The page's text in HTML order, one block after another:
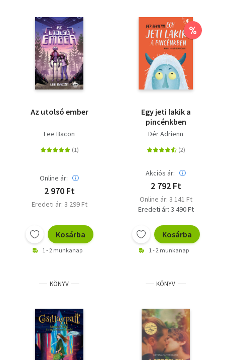
Az utolsó ember
Lee Bacon
Online ár:
2 970 Ft
Eredeti ár: 3 299 Ft
Kosárba
1 - 2 munkanap
%
Egy jeti lakik a
pincénkben
Dér Adrienn
Akciós ár:
2 792 Ft
Online ár: 3 141 Ft
Eredeti ár: 3 490 Ft
Kosárba
1 - 2 munkanap
KÖNYV KÖNYV